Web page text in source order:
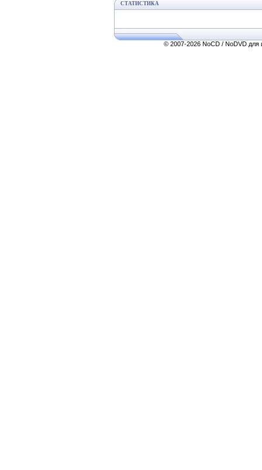
СТАТИСТИКА
© 2007-2026 NoCD / NoDVD для